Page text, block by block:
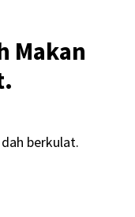
Makan
berkulat.